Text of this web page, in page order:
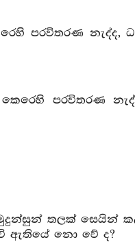
පරවිතරණ නැද්ද,
පරවිතරණ
තලක් සෙයින්
ඇතියේ නො වේ ද?